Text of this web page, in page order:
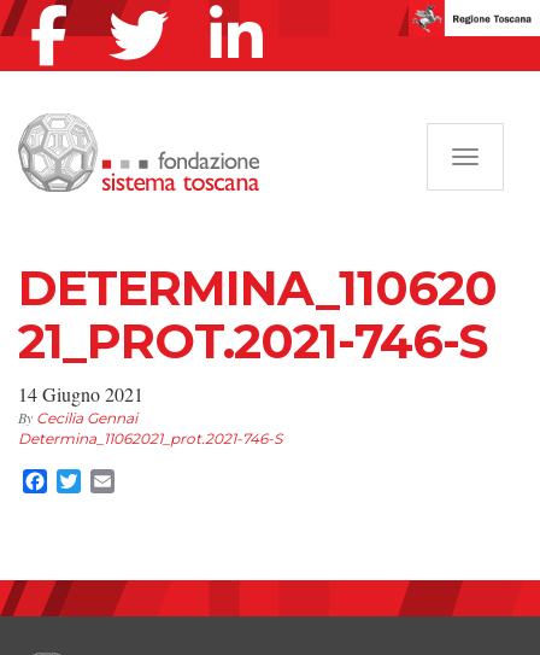
DETERMINA_110620
21_PROT.2021-746-S
14 Giugno 2021
By Cecilia Gennai
Determina_11062021_prot.2021-746-S
Facebook
Twitter